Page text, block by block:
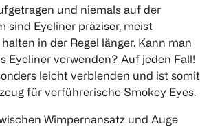
und niemals auf der
sind Eyeliner präziser, meist
in der Regel länger. Kann man
Eyeliner verwenden? Auf jeden Fall!
leicht verblenden und ist somit
für verführerische Smokey Eyes.
Wimpernansatz und Auge